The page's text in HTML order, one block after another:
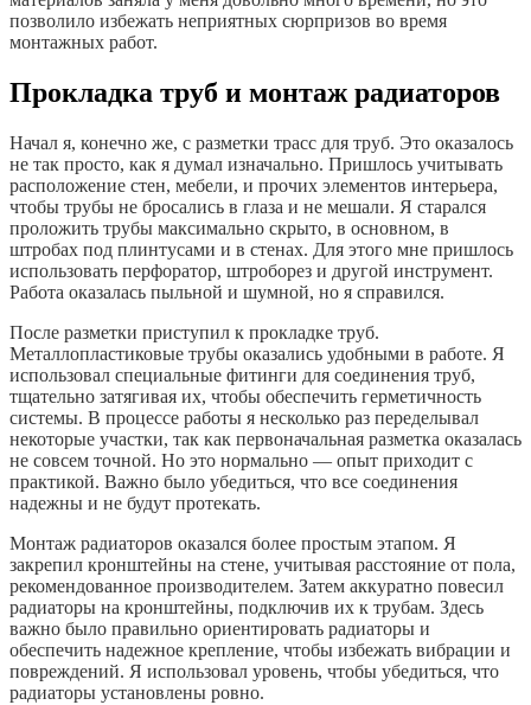
позволило избежать неприятных сюрпризов во время
монтажных работ.
Прокладка труб и монтаж радиаторов
Начал я, конечно же, с разметки трасс для труб. Это оказалось
не так просто, как я думал изначально. Пришлось учитывать
расположение стен, мебели, и прочих элементов интерьера,
чтобы трубы не бросались в глаза и не мешали. Я старался
проложить трубы максимально скрыто, в основном, в
штробах под плинтусами и в стенах. Для этого мне пришлось
использовать перфоратор, штроборез и другой инструмент.
Работа оказалась пыльной и шумной, но я справился.
После разметки приступил к прокладке труб.
Металлопластиковые трубы оказались удобными в работе. Я
использовал специальные фитинги для соединения труб,
тщательно затягивая их, чтобы обеспечить герметичность
системы. В процессе работы я несколько раз переделывал
некоторые участки, так как первоначальная разметка оказалась
не совсем точной. Но это нормально ― опыт приходит с
практикой. Важно было убедиться, что все соединения
надежны и не будут протекать.
Монтаж радиаторов оказался более простым этапом. Я
закрепил кронштейны на стене, учитывая расстояние от пола,
рекомендованное производителем. Затем аккуратно повесил
радиаторы на кронштейны, подключив их к трубам. Здесь
важно было правильно ориентировать радиаторы и
обеспечить надежное крепление, чтобы избежать вибрации и
повреждений. Я использовал уровень, чтобы убедиться, что
радиаторы установлены ровно.